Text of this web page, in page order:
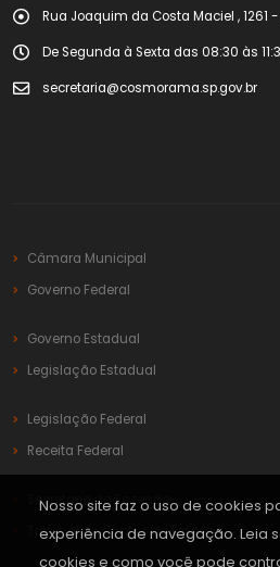
Rua Joaquim da Costa Maciel , 1261
De Segunda à Sexta das 08:30 às
secretaria@cosmorama.sp.gov.br
Câmara Municipal
Governo Federal
Governo Estadual
Legislação Estadual
Legislação Federal
Receita Federal
Secretaria da Fazenda
Tribunal de Contas do Estado
Nosso site faz o uso de cookies
experiência de navegação. Leia
cookies e como você pode